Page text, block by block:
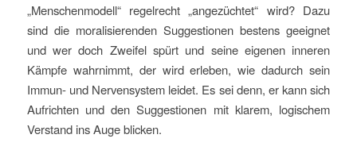
„Menschenmodell“ regelrecht „angezüchtet“ wird? Dazu
sind die moralisierenden Suggestionen bestens geeignet
und wer doch Zweifel spürt und seine eigenen inneren
Kämpfe wahrnimmt, der wird erleben, wie dadurch sein
Immun- und Nervensystem leidet. Es sei denn, er kann sich
Aufrichten und den Suggestionen mit klarem, logischem
Verstand ins Auge blicken.